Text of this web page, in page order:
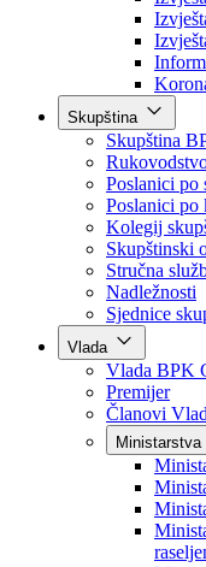
Skupština
Skupština
Poslanici po
Poslanici po
Kolegij
Skupštinski
Stručna
Nadležnosti
Sjednice
Vlada
Vlada BPK
Premijer
Članovi
Ministarstva